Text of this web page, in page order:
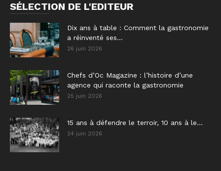
SÉLECTION DE L'EDITEUR
Dix ans à table : Comment la gastronomie
a réinventé ses...
26 juin 2026
Chefs d’Oc Magazine : l’histoire d’une
agence qui raconte la gastronomie
25 juin 2026
15 ans à défendre le terroir, 10 ans à le...
24 juin 2026